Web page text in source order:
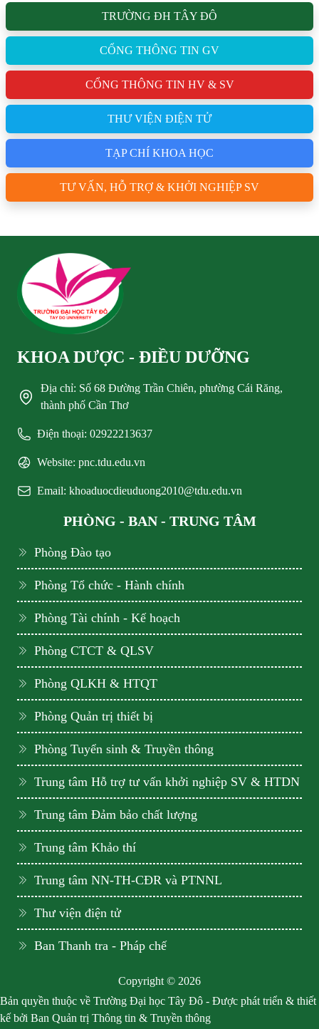
TRƯỜNG ĐH TÂY ĐÔ
CỔNG THÔNG TIN GV
CỔNG THÔNG TIN HV & SV
THƯ VIỆN ĐIỆN TỬ
TẠP CHÍ KHOA HỌC
TƯ VẤN, HỖ TRỢ & KHỞI NGHIỆP SV
KHOA DƯỢC - ĐIỀU DƯỠNG
Địa chỉ: Số 68 Đường Trần Chiên, phường Cái Răng,
thành phố Cần Thơ
Điện thoại: 02922213637
Website: pnc.tdu.edu.vn
Email: khoaduocdieuduong2010@tdu.edu.vn
PHÒNG - BAN - TRUNG TÂM
Phòng Đào tạo
Phòng Tổ chức - Hành chính
Phòng Tài chính - Kế hoạch
Phòng CTCT & QLSV
Phòng QLKH & HTQT
Phòng Quản trị thiết bị
Phòng Tuyển sinh & Truyền thông
Trung tâm Hỗ trợ tư vấn khởi nghiệp SV & HTDN
Trung tâm Đảm bảo chất lượng
Trung tâm Khảo thí
Trung tâm NN-TH-CĐR và PTNNL
Thư viện điện tử
Ban Thanh tra - Pháp chế
Copyright © 2026
Bản quyền thuộc về Trường Đại học Tây Đô - Được phát triển & thiết
kế bởi Ban Quản trị Thông tin & Truyền thông